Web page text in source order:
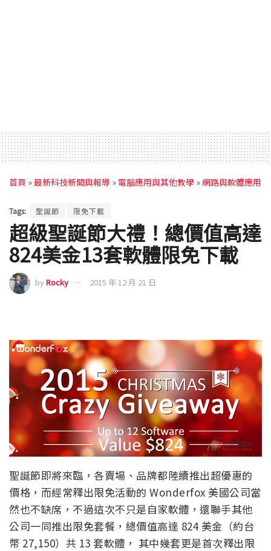
首頁 »最新科技新聞與報導 » 電腦應用與其他教學 » 網路與軟體應用
Tags: 聖誕節 限免下載
超級聖誕節大禮！總價值高達
824美金13套軟體限免下載
byRocky 2015 年 12 月 21 日
聖誕節即將來臨，各賣場、品牌都陸續推出超優惠的
價格，而經常釋出限免活動的 Wonderfox 美國公司當
然也不缺席，不過這次不只是自家軟體，還聯手其他
公司一同推出限免套餐，總價值高達 824 美金（約台
幣 27,150）共 13 套軟體， 其中幾套更是首次釋出限